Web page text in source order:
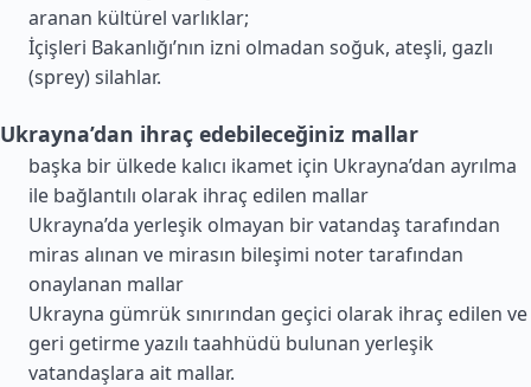
aranan kültürel varlıklar;
İçişleri Bakanlığı’nın izni olmadan soğuk, ateşli, gazlı
(sprey) silahlar.
Ukrayna’dan ihraç edebileceğiniz mallar
başka bir ülkede kalıcı ikamet için Ukrayna’dan ayrılma
ile bağlantılı olarak ihraç edilen mallar
Ukrayna’da yerleşik olmayan bir vatandaş tarafından
miras alınan ve mirasın bileşimi noter tarafından
onaylanan mallar
Ukrayna gümrük sınırından geçici olarak ihraç edilen ve
geri getirme yazılı taahhüdü bulunan yerleşik
vatandaşlara ait mallar.